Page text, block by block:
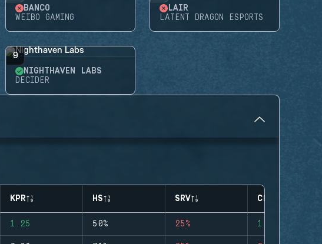
BANCO
WEIBO GAMING
LAIR
LATENT DRAGON ESPORTS
9
NIGHTHAVEN LABS
DECIDER
KPR HS SRV CLUTCHES
1.25 50% 25% 1